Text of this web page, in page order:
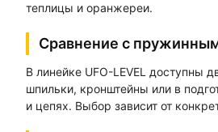
теплицы и оранжереи.
Сравнение с
В линейке UFO-LEVEL доступны
шпильки, кронштейны или в
и цепях. Выбор зависит от